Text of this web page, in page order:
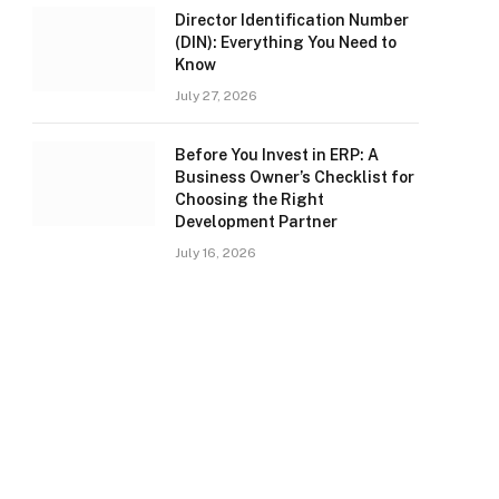
Director Identification Number
(DIN): Everything You Need to
Know
July 27, 2026
Before You Invest in ERP: A
Business Owner’s Checklist for
Choosing the Right
Development Partner
July 16, 2026